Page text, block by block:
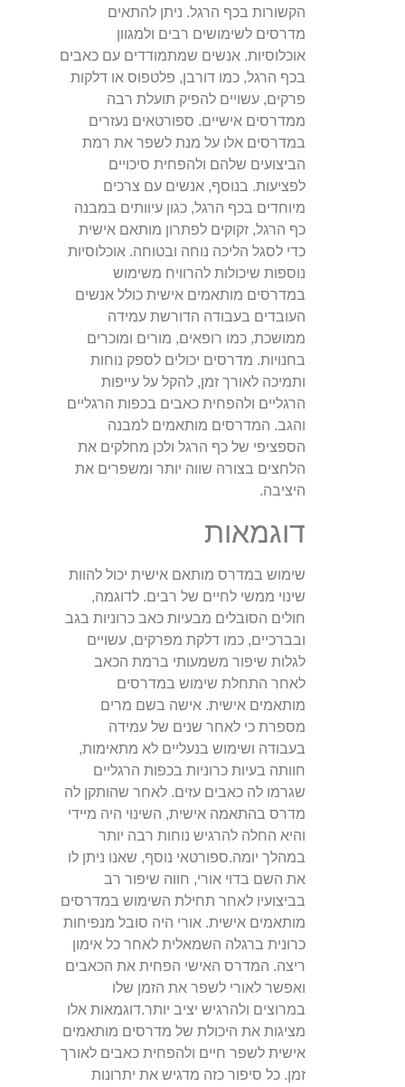
הקשורות בכף הרגל. ניתן להתאים
מדרסים לשימושים רבים ולמגוון
אוכלוסיות. אנשים שמתמודדים עם כאבים
בכף הרגל, כמו דורבן, פלטפוס או דלקות
פרקים, עשויים להפיק תועלת רבה
ממדרסים אישיים. ספורטאים נעזרים
במדרסים אלו על מנת לשפר את רמת
הביצועים שלהם ולהפחית סיכויים
לפציעות. בנוסף, אנשים עם צרכים
מיוחדים בכף הרגל, כגון עיוותים במבנה
כף הרגל, זקוקים לפתרון מותאם אישית
כדי לסגל הליכה נוחה ובטוחה. אוכלוסיות
נוספות שיכולות להרוויח משימוש
במדרסים מותאמים אישית כולל אנשים
העובדים בעבודה הדורשת עמידה
ממושכת, כמו רופאים, מורים ומוכרים
בחנויות. מדרסים יכולים לספק נוחות
ותמיכה לאורך זמן, להקל על עייפות
הרגליים ולהפחית כאבים בכפות הרגליים
והגב. המדרסים מותאמים למבנה
הספציפי של כף הרגל ולכן מחלקים את
הלחצים בצורה שווה יותר ומשפרים את
היציבה.
דוגמאות
שימוש במדרס מותאם אישית יכול להוות
שינוי ממשי לחיים של רבים. לדוגמה,
חולים הסובלים מבעיות כאב כרוניות בגב
ובברכיים, כמו דלקת מפרקים, עשויים
לגלות שיפור משמעותי ברמת הכאב
לאחר התחלת שימוש במדרסים
מותאמים אישית. אישה בשם מרים
מספרת כי לאחר שנים של עמידה
בעבודה ושימוש בנעליים לא מתאימות,
חוותה בעיות כרוניות בכפות הרגליים
שגרמו לה כאבים עזים. לאחר שהותקן לה
מדרס בהתאמה אישית, השינוי היה מיידי
והיא החלה להרגיש נוחות רבה יותר
במהלך יומה.ספורטאי נוסף, שאנו ניתן לו
את השם בדוי אורי, חווה שיפור רב
בביצועיו לאחר תחילת השימוש במדרסים
מותאמים אישית. אורי היה סובל מנפיחות
כרונית ברגלה השמאלית לאחר כל אימון
ריצה. המדרס האישי הפחית את הכאבים
ואפשר לאורי לשפר את הזמן שלו
במרוצים ולהרגיש יציב יותר.דוגמאות אלו
מציגות את היכולת של מדרסים מותאמים
אישית לשפר חיים ולהפחית כאבים לאורך
זמן. כל סיפור כזה מדגיש את יתרונות